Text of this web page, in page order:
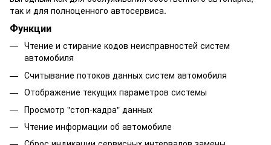
так и для полноценного автосервиса.
Функции
Чтение и стирание кодов неисправностей систем
автомобиля
Считывание потоков данных систем автомобиля
Отображение текущих параметров системы
Просмотр "стоп-кадра" данных
Чтение информации об автомобиле